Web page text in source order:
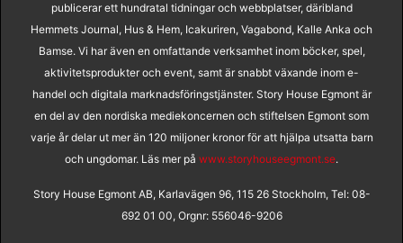
publicerar ett hundratal tidningar och webbplatser, däribland
Hemmets Journal, Hus & Hem, Icakuriren, Vagabond, Kalle Anka och
Bamse. Vi har även en omfattande verksamhet inom böcker, spel,
aktivitetsprodukter och event, samt är snabbt växande inom e-
handel och digitala marknadsföringstjänster. Story House Egmont är
en del av den nordiska mediekoncernen och stiftelsen Egmont som
varje år delar ut mer än 120 miljoner kronor för att hjälpa utsatta barn
och ungdomar. Läs mer på www.storyhouseegmont.se.
Story House Egmont AB, Karlavägen 96, 115 26 Stockholm, Tel: 08-
692 01 00, Orgnr: 556046-9206